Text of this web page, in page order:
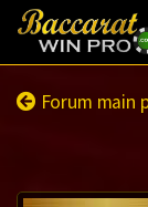
Forum main